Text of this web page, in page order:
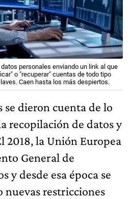
personales enviando un link al que
o "recuperar" cuentas de todo tipo
Caen hasta los más despiertos.
se dieron cuenta de lo
recopilación de datos y
2018, la Unión Europea
General de
y desde esa época se
nuevas restricciones